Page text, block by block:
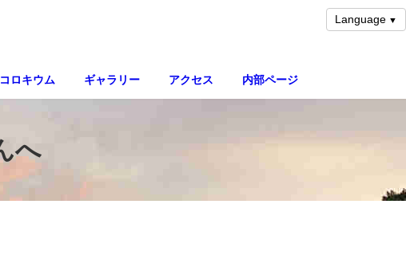
コロキウム ギャラリー アクセス 内部ページ
Language
へ